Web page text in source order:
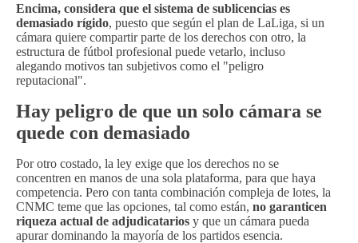
Encima, considera que el sistema de sublicencias es
demasiado rígido, puesto que según el plan de LaLiga, si un
cámara quiere compartir parte de los derechos con otro, la
estructura de fútbol profesional puede vetarlo, incluso
alegando motivos tan subjetivos como el "peligro
reputacional".
Hay peligro de que un solo cámara se
quede con demasiado
Por otro costado, la ley exige que los derechos no se
concentren en manos de una sola plataforma, para que haya
competencia. Pero con tanta combinación compleja de lotes, la
CNMC teme que las opciones, tal como están, no garanticen
riqueza actual de adjudicatarios y que un cámara pueda
apurar dominando la mayoría de los partidos esencia.